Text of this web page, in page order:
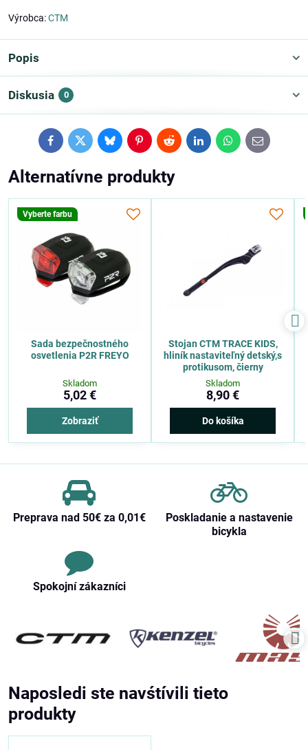
Výrobca:CTM
Popis
Diskusia 0
FacebookTwitterBlueskyPinterestRedditLinkedInWhatsApp
E-
mail
Alternatívne produkty
Vyberte farbu
Sada bezpečnostného
osvetlenia P2R FREYO
Skladom
5,02 €
Zobraziť
Stojan CTM TRACE KIDS,
hliník nastaviteľný detský,s
protikusom, čierny
Skladom
8,90 €
Do košíka
Preprava nad 50€ za 0,01€
Poskladanie a nastavenie
bicykla
Spokojní zákazníci
Naposledi ste navśtívili tieto
produkty